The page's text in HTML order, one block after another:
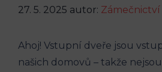
27. 5. 2025 autor: Zámečnictví
Ahoj! Vstupní dveře jsou
našich domovů – takže